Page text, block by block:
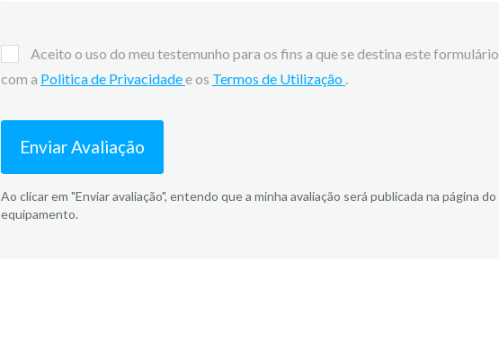
Aceito o uso do meu testemunho para os fins a que se destina este
com a Politica de Privacidadee os Termos de Utilização .
Enviar Avaliação
Ao clicar em "Enviar avaliação", entendo que a minha avaliação será publicada na página
equipamento.